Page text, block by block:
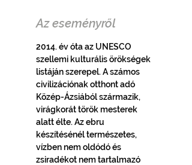
Az eseményről
2014. év óta az UNESCO
szellemi kulturális örökségek
listáján szerepel. A számos
civilizációnak otthont adó
Közép-Ázsiából származik,
virágkorát török mesterek
alatt élte. Az ebru
készítésénél természetes,
vízben nem oldódó és
zsiradékot nem tartalmazó